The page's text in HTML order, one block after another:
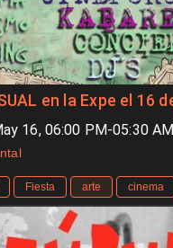
en la Expe el 16
16, 06:00 PM-05:30 AM
Fiesta arte cinema